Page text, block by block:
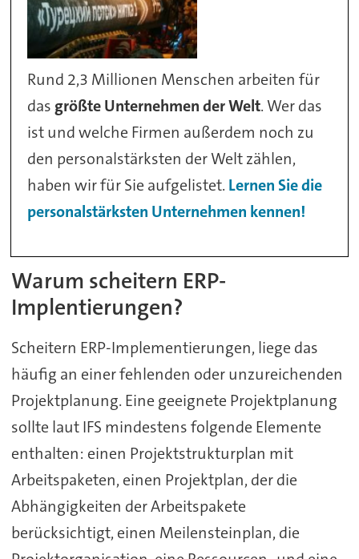
Rund 2,3 Millionen Menschen arbeiten für
das größte Unternehmen der Welt. Wer das
ist und welche Firmen außerdem noch zu
den personalstärksten der Welt zählen,
haben wir für Sie aufgelistet. Lernen Sie die
personalstärksten Unternehmen kennen!
Warum scheitern ERP-
Implentierungen?
Scheitern ERP-Implementierungen, liege das
häufig an einer fehlenden oder unzureichenden
Projektplanung. Eine geeignete Projektplanung
sollte laut IFS mindestens folgende Elemente
enthalten: einen Projektstrukturplan mit
Arbeitspaketen, einen Projektplan, der die
Abhängigkeiten der Arbeitspakete
berücksichtigt, einen Meilensteinplan, die